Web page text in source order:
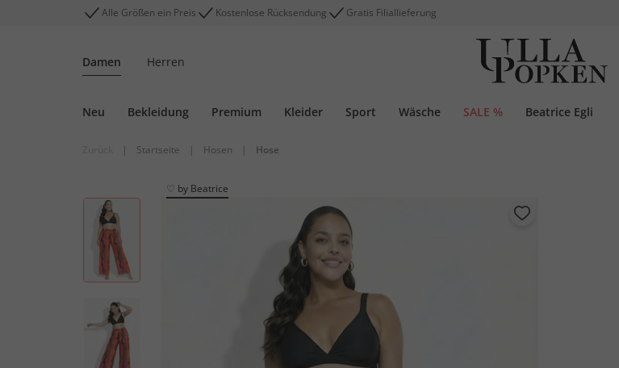
Alle Größen ein Preis Kostenlose Rücksendung Gratis Filiallieferung
Damen Herren
Neu Bekleidung Premium Kleider Sport Wäsche SALE % Beatrice Egli
| Startseite | Hosen | Hose
♡ by Beatrice